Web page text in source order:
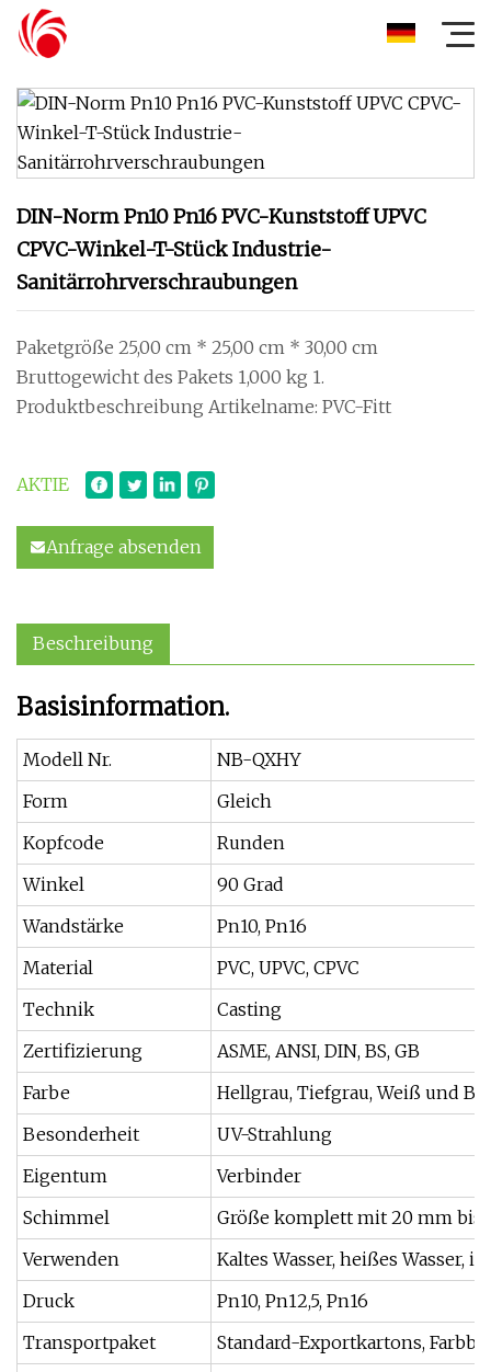
DIN-Norm Pn10 Pn16 PVC-Kunststoff UPVC
CPVC-Winkel-T-Stück Industrie-
Sanitärrohrverschraubungen
Paketgröße 25,00 cm * 25,00 cm * 30,00 cm
Bruttogewicht des Pakets 1,000 kg 1.
Produktbeschreibung Artikelname: PVC-Fitt
AKTIE
Anfrage absenden
Beschreibung
Basisinformation.
Modell Nr.
NB-QXHY
Form
Gleich
Kopfcode
Runden
Winkel
90 Grad
Wandstärke
Pn10, Pn16
Material
PVC, UPVC, CPVC
Technik
Casting
Zertifizierung
ASME, ANSI, DIN, BS, GB
Farbe
Hellgrau, Tiefgrau, Weiß und
Besonderheit
UV-Strahlung
Eigentum
Verbinder
Schimmel
Größe komplett mit 20 mm bis
Verwenden
Kaltes Wasser, heißes Wasser,
Druck
Pn10, Pn12,5, Pn16
Transportpaket
Standard-Exportkartons,